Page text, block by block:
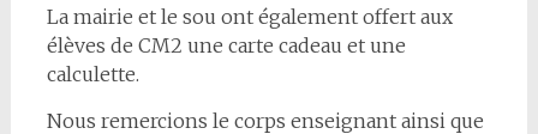
La mairie et le sou ont également offert aux
élèves de CM2 une carte cadeau et une
calculette.
Nous remercions le corps enseignant ainsi que